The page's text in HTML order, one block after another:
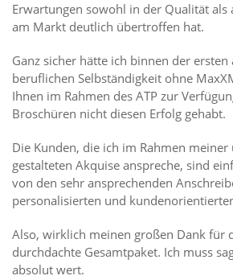
Erwartungen sowohl in der Qualität als
am Markt deutlich übertroffen hat.
Ganz sicher hätte ich binnen der
beruflichen Selbständigkeit ohne
Ihnen im Rahmen des ATP zur
Broschüren nicht diesen Erfolg gehabt.
Die Kunden, die ich im Rahmen
gestalteten Akquise anspreche, sind
von den sehr ansprechenden
personalisierten und
Also, wirklich meinen großen Dank für
durchdachte Gesamtpaket. Ich muss
absolut wert.